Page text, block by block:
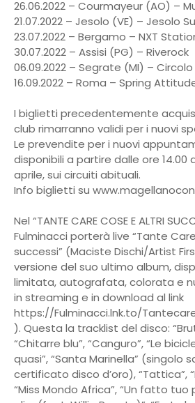
26.06.2022 – Courmayeur (AO) –
21.07.2022 – Jesolo (VE) – Jesolo
23.07.2022 – Bergamo – NXT
30.07.2022 – Assisi (PG) – Riverock
06.09.2022 – Segrate (MI) –
16.09.2022 – Roma – Spring
I biglietti precedentemente
club rimarranno validi per i nuovi
Le prevendite per i nuovi
disponibili a partire dalle ore 14.00
aprile, sui circuiti abituali.
Info biglietti su
Nel “TANTE CARE COSE E ALTRI
Fulminacci porterà live “Tante
successi” (Maciste Dischi/Artist
versione del suo ultimo album,
limitata, autografata, colorata e
in streaming e in download al link
https://Fulminacci.lnk.to/
). Questa la tracklist del disco:
“Chitarre blu”, “Canguro”, “Le
quasi”, “Santa Marinella” (singolo
certificato disco d’oro), “Tattica”,
“Miss Mondo Africa”, “Un fatto tuo